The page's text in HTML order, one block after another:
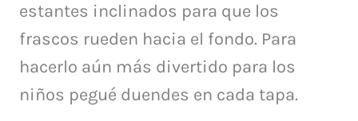
estantes inclinados para que los
frascos rueden hacia el fondo. Para
hacerlo aún más divertido para los
niños pegué duendes en cada tapa.